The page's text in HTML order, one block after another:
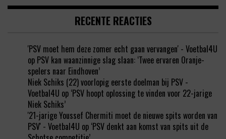
RECENTE REACTIES
'PSV moet hem deze zomer echt gaan vervangen' - Voetbal4U
op PSV kan waanzinnige slag slaan: ‘Twee ervaren Oranje-
spelers naar Eindhoven’
Niek Schiks (22) voorlopig eerste doelman bij PSV -
Voetbal4U op ‘PSV hoopt oplossing te vinden voor 22-jarige
Niek Schiks’
'21-jarige Youssef Chermiti moet de nieuwe spits worden van
PSV' - Voetbal4U op ‘PSV denkt aan komst van spits uit de